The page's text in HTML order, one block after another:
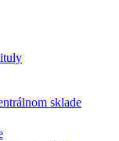
sklade